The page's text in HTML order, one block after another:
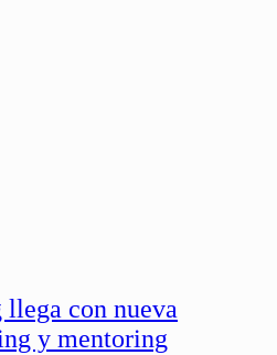
con nueva
y mentoring